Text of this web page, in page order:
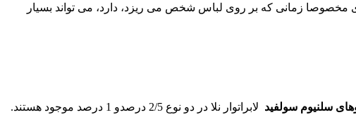
مخصوصا زمانی که بر روی لباس شخص می ریزد، دارد، می تواند بسیار
سلنیوم سولفید
لابراتوار نلا در دو نوع 2/5 درصدو 1 درصد موجود هستند.